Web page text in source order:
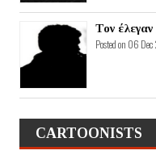
Τον
Posted on 06
CARTOONISTS